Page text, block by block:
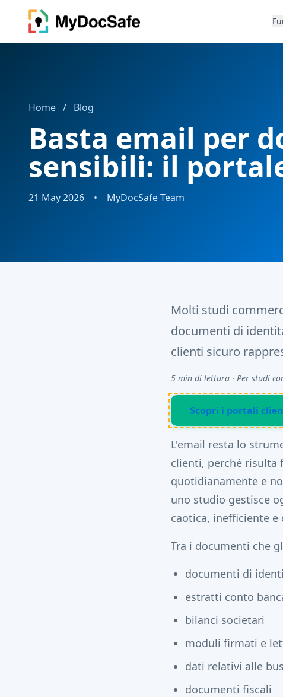
Home / Blog
Basta email per
sensibili: il
21 May 2026 • MyDocSafe Team
Molti studi
documenti di
clienti sicuro
5 min di lettura · Per studi
Scopri i portali
L'email resta lo
clienti, perché risulta
quotidianamente e
uno studio gestisce
caotica, inefficiente
Tra i documenti che
documenti di
estratti conto
bilanci societari
moduli firmati e
dati relativi alle
documenti fiscali